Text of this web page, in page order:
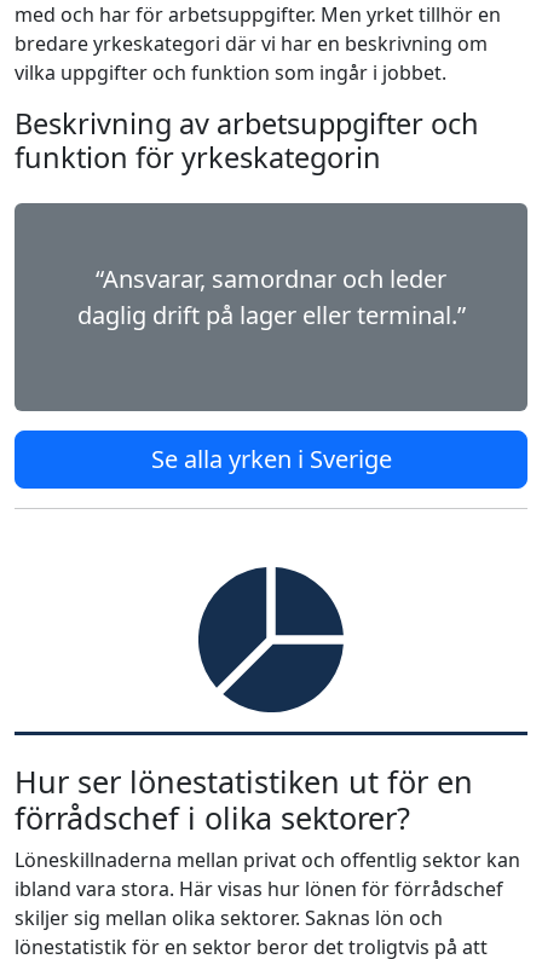
med och har för arbetsuppgifter. Men yrket tillhör en
bredare yrkeskategori där vi har en beskrivning om
vilka uppgifter och funktion som ingår i jobbet.
Beskrivning av arbetsuppgifter och
funktion för yrkeskategorin
“Ansvarar, samordnar och leder
daglig drift på lager eller terminal.”
Se alla yrken i Sverige
Hur ser lönestatistiken ut för en
förrådschef i olika sektorer?
Löneskillnaderna mellan privat och offentlig sektor kan
ibland vara stora. Här visas hur lönen för förrådschef
skiljer sig mellan olika sektorer. Saknas lön och
lönestatistik för en sektor beror det troligtvis på att